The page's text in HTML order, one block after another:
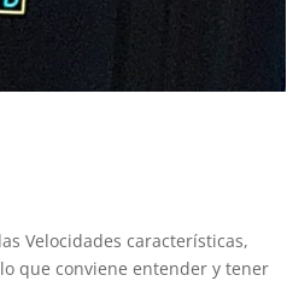
las Velocidades características,
que conviene entender y tener